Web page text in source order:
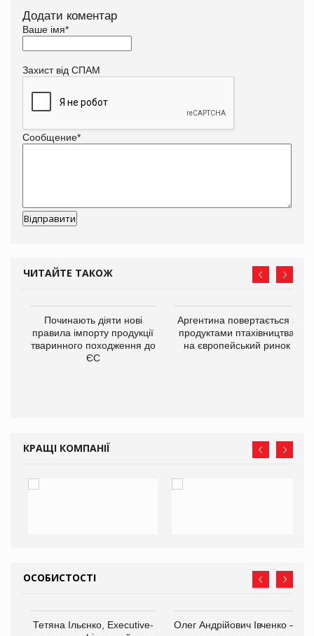
Додати коментар
Ваше імя*
Захист від СПАМ
Сообщение*
ЧИТАЙТЕ ТАКОЖ
Починають діяти нові
правила імпорту продукції
тваринного походження до
ЄС
Аргентина повертається з
продуктами птахівництва
на європейський ринок
КРАЩІ КОМПАНІЇ
ОСОБИСТОСТІ
Тетяна Ільєнко, Executive-
Олег Андрійович Івченко —